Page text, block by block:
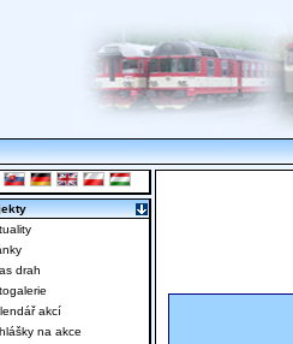
drah
akcí
na akce